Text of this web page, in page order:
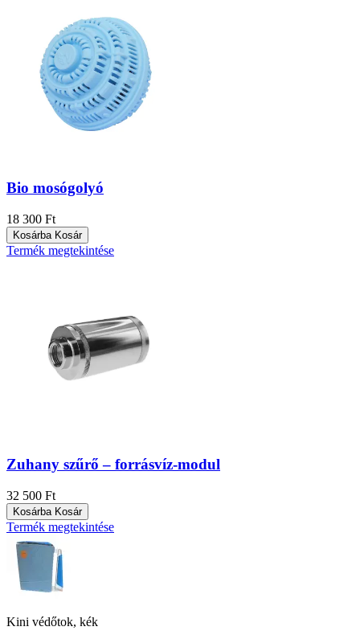
Bio mosógolyó
18 300 Ft
Kosárba Kosár
Termék megtekintése
Zuhany szűrő – forrásvíz-modul
32 500 Ft
Kosárba Kosár
Termék megtekintése
Kini védőtok, kék